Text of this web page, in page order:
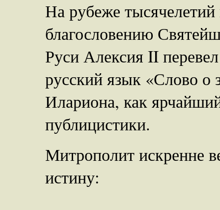
На рубеже
благословению
Руси Алексия II
русский язык «Слово о
Илариона, как
публицистики.
Митрополит искренне
истину: